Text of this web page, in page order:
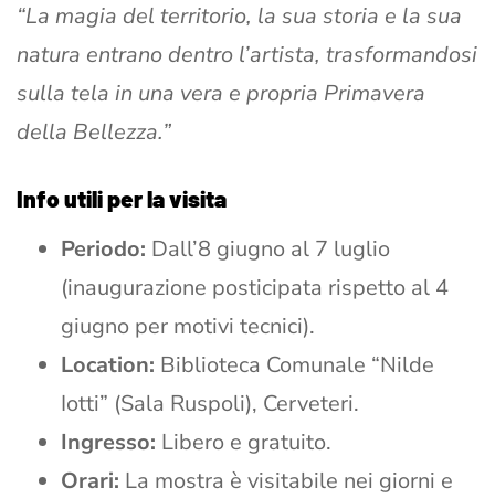
“La magia del territorio, la sua storia e la sua
natura entrano dentro l’artista, trasformandosi
sulla tela in una vera e propria Primavera
della Bellezza.”
Info utili per la visita
Periodo: Dall’8 giugno al 7 luglio
(inaugurazione posticipata rispetto al 4
giugno per motivi tecnici).
Location: Biblioteca Comunale “Nilde
Iotti” (Sala Ruspoli), Cerveteri.
Ingresso: Libero e gratuito.
Orari: La mostra è visitabile nei giorni e